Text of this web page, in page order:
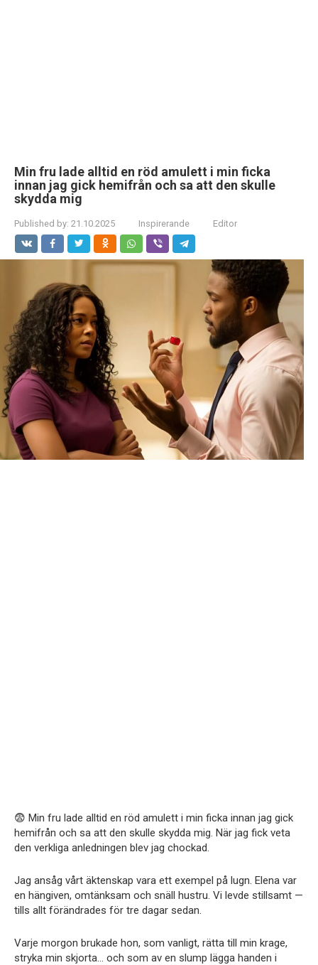
Min fru lade alltid en röd amulett i min ficka
innan jag gick hemifrån och sa att den skulle
skydda mig
Published by: 21.10.2025 Inspirerande Editor
😨 Min fru lade alltid en röd amulett i min ficka innan jag gick
hemifrån och sa att den skulle skydda mig. När jag fick veta
den verkliga anledningen blev jag chockad.
Jag ansåg vårt äktenskap vara ett exempel på lugn. Elena var
en hängiven, omtänksam och snäll hustru. Vi levde stillsamt —
tills allt förändrades för tre dagar sedan.
Varje morgon brukade hon, som vanligt, rätta till min krage,
stryka min skjorta… och som av en slump lägga handen i